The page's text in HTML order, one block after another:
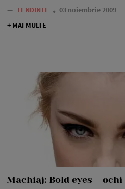
— TENDINTE
03 noiembrie 2009
+ MAI MULTE
Machiaj: Bold eyes –